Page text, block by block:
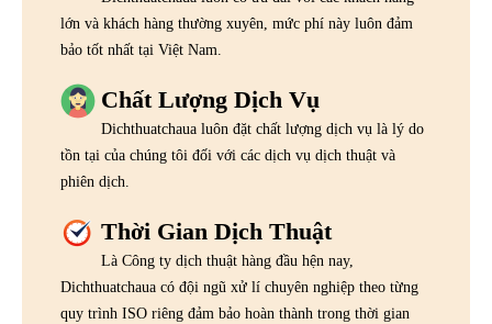
lớn và khách hàng thường xuyên, mức phí này luôn đảm
bảo tốt nhất tại Việt Nam.
Chất Lượng Dịch Vụ
Dichthuatchaua luôn đặt chất lượng dịch vụ là lý do
tồn tại của chúng tôi đối với các dịch vụ dịch thuật và
phiên dịch.
Thời Gian Dịch Thuật
Là Công ty dịch thuật hàng đầu hện nay,
Dichthuatchaua có đội ngũ xử lí chuyên nghiệp theo từng
quy trình ISO riêng đảm bảo hoàn thành trong thời gian